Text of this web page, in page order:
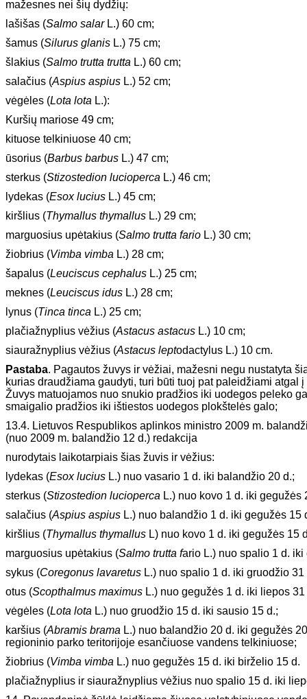
mažesnes nei šių dydžių:
lašišas (Salmo salarL.) 60 cm;
šamus (Silurus glanis L.) 75 cm;
šlakius (Salmo trutta trutta L.) 60 cm;
salačius (Aspius aspius L.) 52 cm;
vėgėles (Lota lota L.):
Kuršių mariose 49 cm;
kituose telkiniuose 40 cm;
ūsorius (Barbus barbus L.) 47 cm;
sterkus (Stizostedion lucioperca L.) 46 cm;
lydekas (Esox lucius L.) 45 cm;
kiršlius (Thymallus thymallus L.) 29 cm;
marguosius upėtakius (Salmo trutta fario L.) 30 cm;
žiobrius (Vimba vimba L.) 28 cm;
šapalus (Leuciscus cephalus L.) 25 cm;
meknes (Leuciscus idus L.) 28 cm;
lynus (Tinca tinca L.) 25 cm;
plačiažnyplius vėžius (Astacus astacus L.) 10 cm;
siauražnyplius vėžius (Astacus leptodactylus L.) 10 cm.
Pastaba. Pagautos žuvys ir vėžiai, mažesni negu nustatyta
kurias draudžiama gaudyti, turi būti tuoj pat paleidžiami atgal
Žuvys matuojamos nuo snukio pradžios iki uodegos peleko
smaigalio pradžios iki ištiestos uodegos plokštelės galo;
13.4. Lietuvos Respublikos aplinkos ministro 2009 m.
(nuo 2009 m. balandžio 12 d.) redakcija
nurodytais laikotarpiais šias žuvis ir vėžius:
lydekas (Esox lucius L.) nuo vasario 1 d. iki balandžio 20 d.;
sterkus (Stizostedion lucioperca L.) nuo kovo 1 d. iki gegužės
salačius (Aspius aspius L.) nuo balandžio 1 d. iki gegužės 15
kiršlius (Thymallus thymallus L) nuo kovo 1 d. iki gegužės 15
marguosius upėtakius (Salmo trutta fario L.) nuo spalio 1 d. iki
sykus (Coregonus lavaretus L.) nuo spalio 1 d. iki gruodžio 31
otus (Scopthalmus maximus L.) nuo gegužės 1 d. iki liepos 31
vėgėles (Lota lota L.) nuo gruodžio 15 d. iki sausio 15 d.;
karšius (Abramis brama L.) nuo balandžio 20 d. iki gegužės
regioninio parko teritorijoje esančiuose vandens telkiniuose;
žiobrius (Vimba vimba L.) nuo gegužės 15 d. iki birželio 15 d.
plačiažnyplius ir siauražnyplius vėžius nuo spalio 15 d. iki